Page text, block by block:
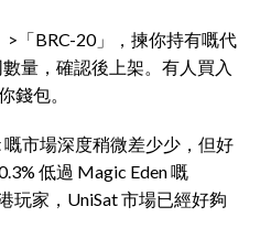
>「BRC-20」，揀你持有嘅代
量，確認後上架。有人買入
錢包。
嘅市場深度稍微差少少，但好
低過 Magic Eden 嘅
玩家，UniSat 市場已經好夠